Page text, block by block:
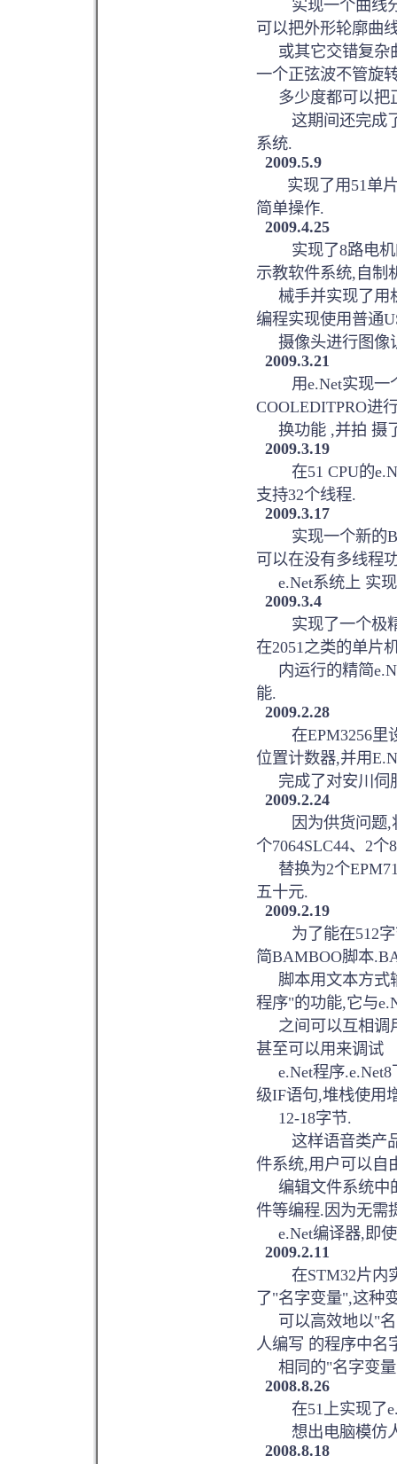
实现一个曲线分
可以把外形轮廓曲
或其它交错复杂
一个正弦波不管旋
多少度都可以把
这期间还完成了
系统.
2009.5.9
实现了用51单片
简单操作.
2009.4.25
实现了8路电机
示教软件系统,自制
械手并实现了用
编程实现使用普通
摄像头进行图像
2009.3.21
用e.Net实现一个
COOLEDITPRO进
换功能 ,并拍 摄
2009.3.19
在51 CPU的
支持32个线程.
2009.3.17
实现一个新的
可以在没有多线程
e.Net系统上 实
2009.3.4
实现了一个极精
在2051之类的单片
内运行的精简
能.
2009.2.28
在EPM3256里设
位置计数器,并用
完成了对安川伺
2009.2.24
因为供货问题,将
个7064SLC44、2个
替换为2个
五十元.
2009.2.19
为了能在512字
简BAMBOO脚本
脚本用文本方式
程序"的功能,它与
之间可以互相调
甚至可以用来调试
e.Net程序.e.Net8
级IF语句,堆栈使用
12-18字节.
这样语音类产品
件系统,用户可以自
编辑文件系统中
件等编程.因为无需
e.Net编译器,即使
2009.2.11
在STM32片内实
了"名字变量",这种
可以高效地以"名
人编写 的程序中名
相同的"名字变量
2008.8.26
在51上实现了
想出电脑模仿人
2008.8.18